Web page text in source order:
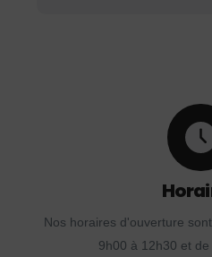
Nos horaires d'ouverture
9h00 à 12h30 et